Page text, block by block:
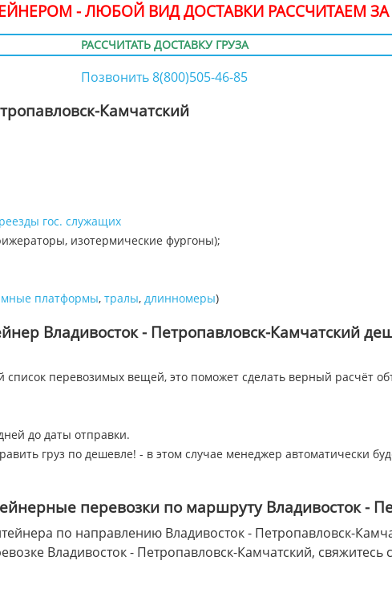
- ЛЮБОЙ ВИД ДОСТАВКИ РАССЧИТАЕМ
РАССЧИТАТЬ ДОСТАВКУ ГРУЗА
Позвонить 8(800)505-46-85
Камчатский
гос. служащих
изотермические фургоны);
платформы, тралы, длинномеры)
Владивосток - Петропавловск-Камчатский
список перевозимых вещей, это поможет сделать верный расчёт
до даты отправки.
груз по дешевле! - в этом случае менеджер автоматически
перевозки по маршруту Владивосток -
по направлению Владивосток - Петропавловск-
Владивосток - Петропавловск-Камчатский,